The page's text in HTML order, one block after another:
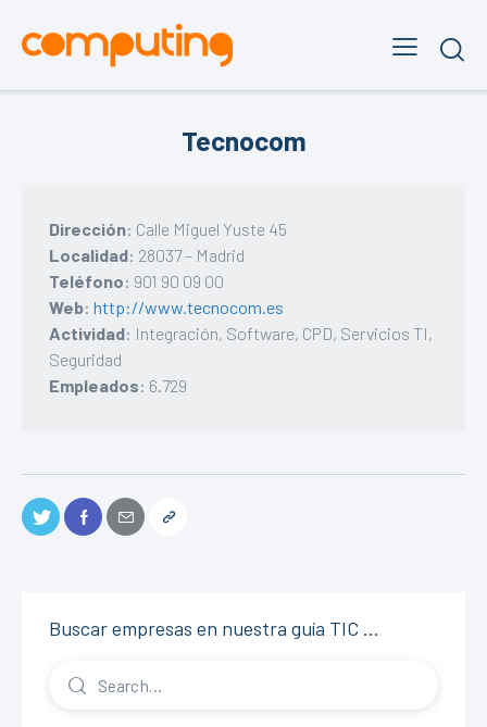
Tecnocom
Dirección: Calle Miguel Yuste 45
Localidad: 28037 – Madrid
Teléfono: 901 90 09 00
Web: http://www.tecnocom.es
Actividad: Integración, Software, CPD, Servicios TI,
Seguridad
Empleados: 6.729
Buscar empresas en nuestra guía TIC …